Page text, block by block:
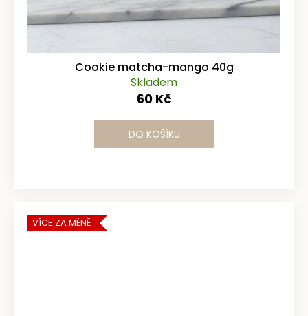
Cookie matcha-mango 40g
Skladem
60 Kč
DO KOŠÍKU
VÍCE ZA MÉNĚ